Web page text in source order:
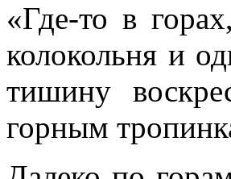
«Где-то в
колокольня и
тишину
горным